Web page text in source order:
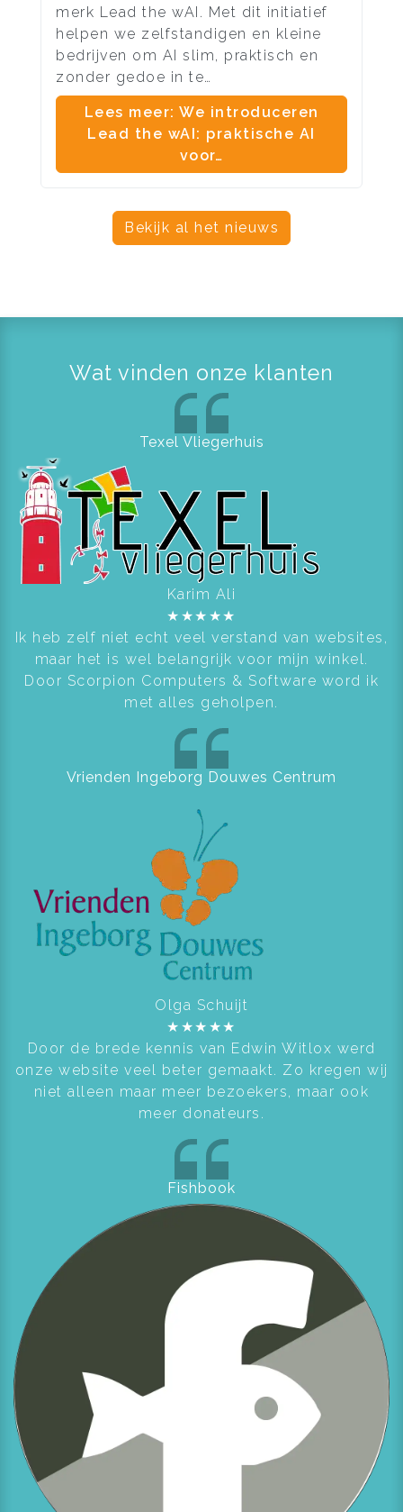
merk Lead the wAI. Met dit initiatief
helpen we zelfstandigen en kleine
bedrijven om AI slim, praktisch en
zonder gedoe in te…
Lees meer: We introduceren
Lead the wAI: praktische AI
voor…
Bekijk al het nieuws
Wat vinden onze klanten
Texel Vliegerhuis
Karim Ali
★ ★★ ★★
Ik heb zelf niet echt veel verstand van websites,
maar het is wel belangrijk voor mijn winkel.
Door Scorpion Computers & Software word ik
met alles geholpen.
Vrienden Ingeborg Douwes Centrum
Olga Schuijt
★ ★★ ★★
Door de brede kennis van Edwin Witlox werd
onze website veel beter gemaakt. Zo kregen wij
niet alleen maar meer bezoekers, maar ook
meer donateurs.
Fishbook